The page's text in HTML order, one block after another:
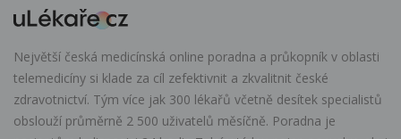
Největší česká medicínská online poradna a průkopník v oblasti
telemedicíny si klade za cíl zefektivnit a zkvalitnit české
zdravotnictví. Tým více jak 300 lékařů včetně desítek specialistů
obslouží průměrně 2 500 uživatelů měsíčně. Poradna je